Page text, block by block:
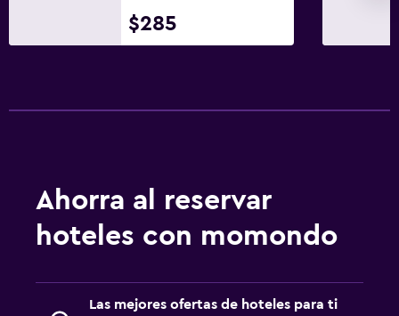
$285
Ahorra al reservar
hoteles con momondo
Las mejores ofertas de hoteles para ti